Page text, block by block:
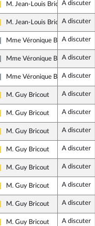
Libertés, Indépendants, Outre-
M. Jean-Louis BricoutA discuter
Libertés, Indépendants, Outre-
M. Jean-Louis BricoutA discuter
Non inscrit
Mme Véronique BesseA discuter
Non inscrit
Mme Véronique BesseA discuter
Non inscrit
Mme Véronique BesseA discuter
Libertés, Indépendants, Outre-
M. Guy Bricout A discuter
Libertés, Indépendants, Outre-
M. Guy Bricout A discuter
Libertés, Indépendants, Outre-
M. Guy Bricout A discuter
Libertés, Indépendants, Outre-
M. Guy Bricout A discuter
Libertés, Indépendants, Outre-
M. Guy Bricout A discuter
Libertés, Indépendants, Outre-
M. Guy Bricout A discuter
Libertés, Indépendants, Outre-
M. Guy Bricout A discuter
M. Guy Bricout A discuter